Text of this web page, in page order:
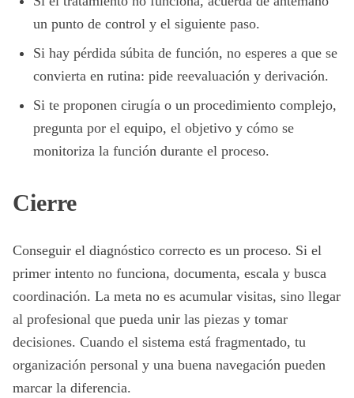
un punto de control y el siguiente paso.
Si hay pérdida súbita de función, no esperes a que se
convierta en rutina: pide reevaluación y derivación.
Si te proponen cirugía o un procedimiento complejo,
pregunta por el equipo, el objetivo y cómo se
monitoriza la función durante el proceso.
Cierre
Conseguir el diagnóstico correcto es un proceso. Si el
primer intento no funciona, documenta, escala y busca
coordinación. La meta no es acumular visitas, sino llegar
al profesional que pueda unir las piezas y tomar
decisiones. Cuando el sistema está fragmentado, tu
organización personal y una buena navegación pueden
marcar la diferencia.